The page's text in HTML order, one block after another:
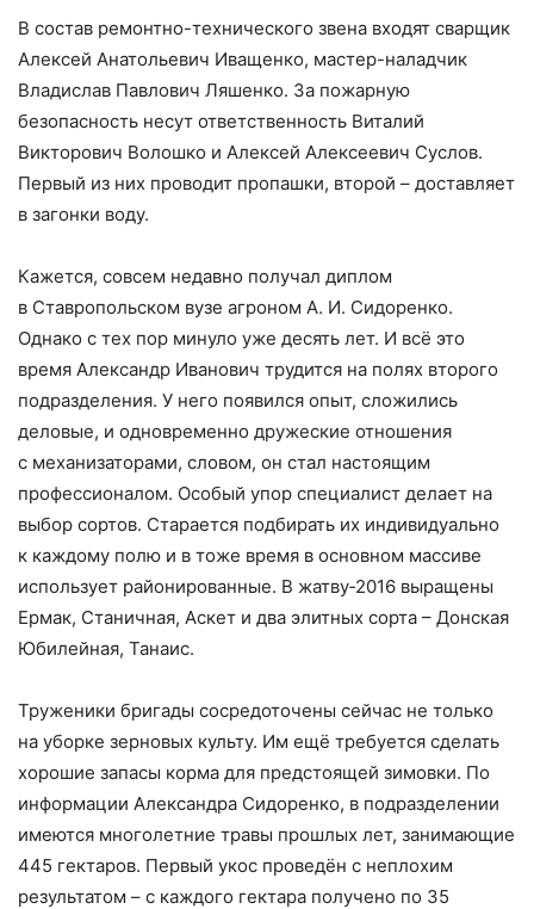
В состав ремонтно-технического звена входят сварщик
Алексей Анатольевич Иващенко, мастер-наладчик
Владислав Павлович Ляшенко. За пожарную
безопасность несут ответственность Виталий
Викторович Волошко и Алексей Алексеевич Суслов.
Первый из них проводит пропашки, второй – доставляет
в загонки воду.
Кажется, совсем недавно получал диплом
в Ставропольском вузе агроном А. И. Сидоренко.
Однако с тех пор минуло уже десять лет. И всё это
время Александр Иванович трудится на полях второго
подразделения. У него появился опыт, сложились
деловые, и одновременно дружеские отношения
с механизаторами, словом, он стал настоящим
профессионалом. Особый упор специалист делает на
выбор сортов. Старается подбирать их индивидуально
к каждому полю и в тоже время в основном массиве
использует районированные. В жатву‑2016 выращены
Ермак, Станичная, Аскет и два элитных сорта – Донская
Юбилейная, Танаис.
Труженики бригады сосредоточены сейчас не только
на уборке зерновых культу. Им ещё требуется сделать
хорошие запасы корма для предстоящей зимовки. По
информации Александра Сидоренко, в подразделении
имеются многолетние травы прошлых лет, занимающие
445 гектаров. Первый укос проведён с неплохим
результатом – с каждого гектара получено по 35